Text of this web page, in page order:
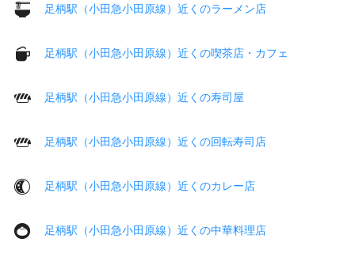
足柄駅（小田急小田原線）近くのラーメン店
足柄駅（小田急小田原線）近くの喫茶店・カフェ
足柄駅（小田急小田原線）近くの寿司屋
足柄駅（小田急小田原線）近くの回転寿司店
足柄駅（小田急小田原線）近くのカレー店
足柄駅（小田急小田原線）近くの中華料理店